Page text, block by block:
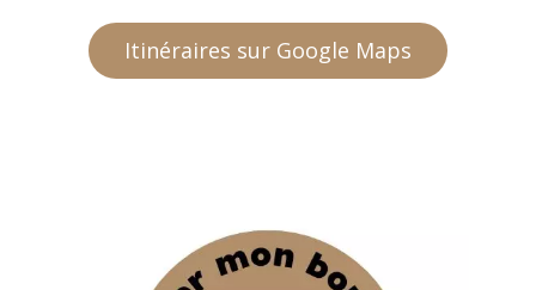
Itinéraires sur Google Maps